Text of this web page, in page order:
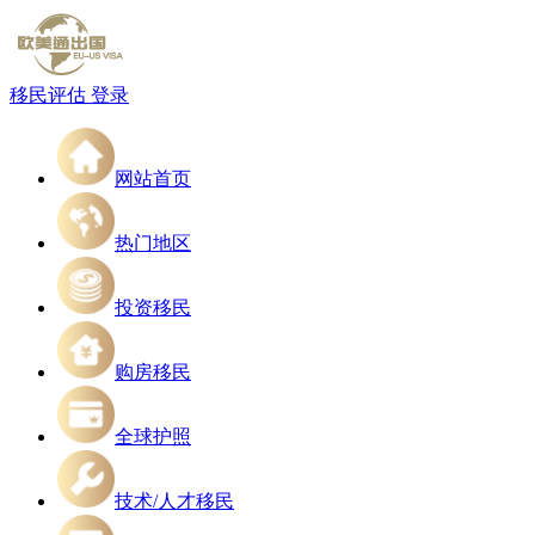
移民评估 登录
网站首页
热门地区
投资移民
购房移民
全球护照
技术/人才移民